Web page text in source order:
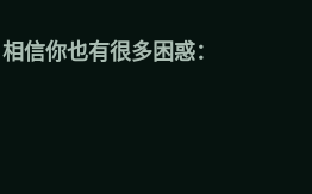
相信你也有很多困惑：